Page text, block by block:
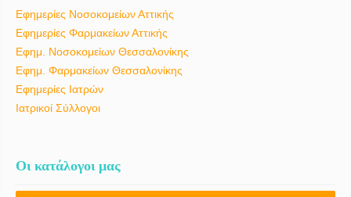
Εφημερίες Νοσοκομείων Αττικής
Εφημερίες Φαρμακείων Αττικής
Εφημ. Νοσοκομείων Θεσσαλονίκης
Εφημ. Φαρμακείων Θεσσαλονίκης
Εφημερίες Ιατρών
Ιατρικοί Σύλλογοι
Οι κατάλογοι μας